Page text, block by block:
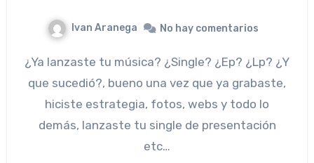
Ivan Aranega No hay comentarios
¿Ya lanzaste tu música? ¿Single? ¿Ep? ¿Lp? ¿Y
que sucedió?, bueno una vez que ya grabaste,
hiciste estrategia, fotos, webs y todo lo
demás, lanzaste tu single de presentación
etc…